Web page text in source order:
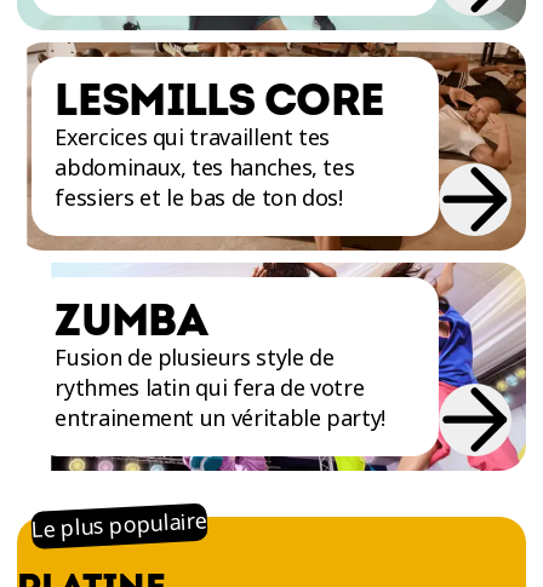
LESMILLS CORE
Exercices qui travaillent tes
abdominaux, tes hanches, tes
fessiers et le bas de ton dos!
ZUMBA
Fusion de plusieurs style de
rythmes latin qui fera de votre
entrainement un véritable party!
Le plus populaire